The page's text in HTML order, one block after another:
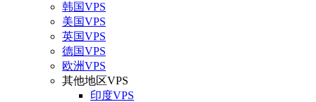
韩国VPS
美国VPS
英国VPS
德国VPS
欧洲VPS
其他地区VPS
印度VPS